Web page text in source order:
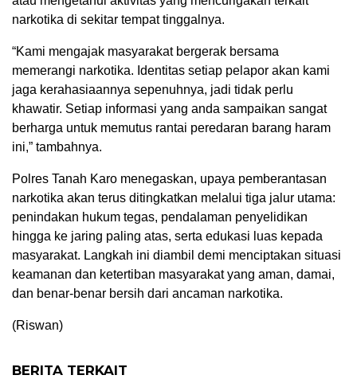
narkotika di sekitar tempat tinggalnya.
“Kami mengajak masyarakat bergerak bersama
memerangi narkotika. Identitas setiap pelapor akan kami
jaga kerahasiaannya sepenuhnya, jadi tidak perlu
khawatir. Setiap informasi yang anda sampaikan sangat
berharga untuk memutus rantai peredaran barang haram
ini,” tambahnya.
Polres Tanah Karo menegaskan, upaya pemberantasan
narkotika akan terus ditingkatkan melalui tiga jalur utama:
penindakan hukum tegas, pendalaman penyelidikan
hingga ke jaring paling atas, serta edukasi luas kepada
masyarakat. Langkah ini diambil demi menciptakan situasi
keamanan dan ketertiban masyarakat yang aman, damai,
dan benar-benar bersih dari ancaman narkotika.
(Riswan)
BERITA TERKAIT